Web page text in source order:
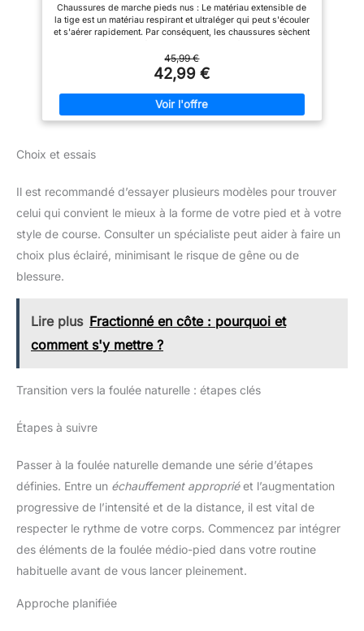
améliorer l'adhérence et la
résistance au glissement.
Souple & Pliable : Les saguaro
360°, indéformable, faciles à
légère des chaussures pieds
pieds et offre une expérience
Chaussures de marche pieds nus : Le matériau extensible de
la tige est un matériau respirant et ultraléger qui peut s'écouler
et s'aérer rapidement. Par conséquent, les chaussures sèchent
Chaussures de course : La semelle en caoutchouc
antidérapante est suffisamment souple et épaisse pour
protéger vos pieds contre les pierres et les cailloux et éviter
que vos pieds ne se blessent. Chaussures de plage : Le col
souple évite les abrasions de la peau lorsque vous portez des
chaussures d'eau. Chaussures de sport : La languette du talon
exercée par les chaussures de sport. Vaste application : Vous
randonnée en rivière, le rafting, la plongée avec tuba, la pluie,
tous les jeux aquatiques ou terrestres.
45,99 €
42,99 €
Choix et essais
Il est recommandé d’essayer plusieurs modèles pour trouver
celui qui convient le mieux à la forme de votre pied et à votre
style de course. Consulter un spécialiste peut aider à faire un
choix plus éclairé, minimisant le risque de gêne ou de
blessure.
Lire plus Fractionné en côte : pourquoi et
comment s'y mettre ?
Transition vers la foulée naturelle : étapes clés
Étapes à suivre
Passer à la foulée naturelle demande une série d’étapes
définies. Entre un échauffement appropriéet l’augmentation
progressive de l’intensité et de la distance, il est vital de
respecter le rythme de votre corps. Commencez par intégrer
des éléments de la foulée médio-pied dans votre routine
habituelle avant de vous lancer pleinement.
Approche planifiée